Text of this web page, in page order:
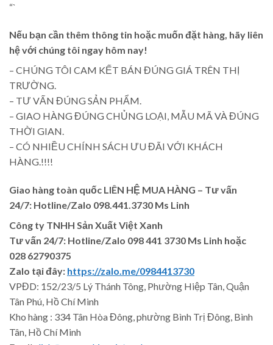
“`
Nếu bạn cần thêm thông tin hoặc muốn đặt hàng, hãy liên
hệ với chúng tôi ngay hôm nay!
– CHÚNG TÔI CAM KẾT BÁN ĐÚNG GIÁ TRÊN THỊ
TRƯỜNG.
– TƯ VẤN ĐÚNG SẢN PHẨM.
– GIAO HÀNG ĐÚNG CHỦNG LOẠI, MẪU MÃ VÀ ĐÚNG
THỜI GIAN.
– CÓ NHIỀU CHÍNH SÁCH ƯU ĐÃI VỚI KHÁCH
HÀNG.!!!!
Giao hàng toàn quốc LIÊN HỆ MUA HÀNG – Tư vấn
24/7: Hotline/Zalo 098.441.3730 Ms Linh
Công ty TNHH Sản Xuất Việt Xanh
Tư vấn 24/7: Hotline/Zalo 098 441 3730 Ms Linh hoặc
028 62790375
Zalo tại đây: https://zalo.me/0984413730
VPĐD: 152/23/5 Lý Thánh Tông, Phường Hiệp Tân, Quận
Tân Phú, Hồ Chí Minh
Kho hàng : 334 Tân Hòa Đông, phường Bình Trị Đông, Bình
Tân, Hồ Chí Minh